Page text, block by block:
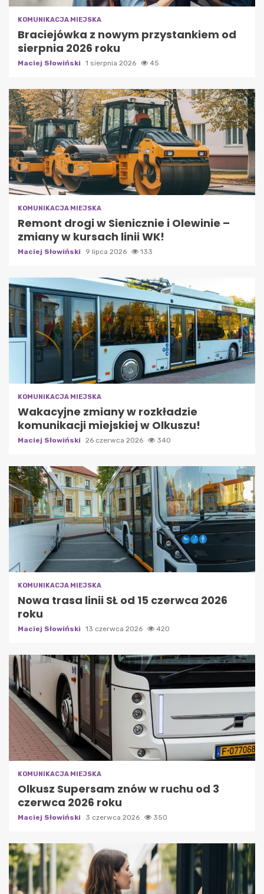
KOMUNIKACJA MIEJSKA
Braciejówka z nowym przystankiem od
sierpnia 2026 roku
Maciej Słowiński 1 sierpnia 2026 45
KOMUNIKACJA MIEJSKA
Remont drogi w Sienicznie i Olewinie –
zmiany w kursach linii WK!
Maciej Słowiński 9 lipca 2026 133
KOMUNIKACJA MIEJSKA
Wakacyjne zmiany w rozkładzie
komunikacji miejskiej w Olkuszu!
Maciej Słowiński 26 czerwca 2026 340
KOMUNIKACJA MIEJSKA
Nowa trasa linii SŁ od 15 czerwca 2026
roku
Maciej Słowiński 13 czerwca 2026 420
KOMUNIKACJA MIEJSKA
Olkusz Supersam znów w ruchu od 3
czerwca 2026 roku
Maciej Słowiński 3 czerwca 2026 350